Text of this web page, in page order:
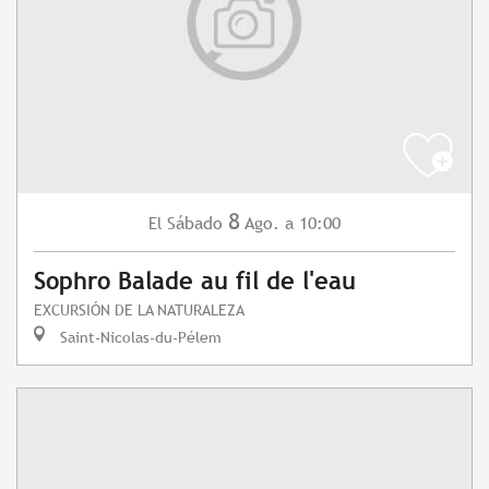
El Sábado 8 Ago. a 10:00
Sophro Balade au fil de l'eau
EXCURSIÓN DE LA NATURALEZA
Saint-Nicolas-du-Pélem